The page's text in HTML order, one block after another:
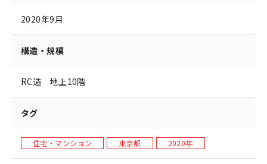
2020年9月
構造・規模
RC造 地上10階
タグ
住宅・マンション 東京都 2020年